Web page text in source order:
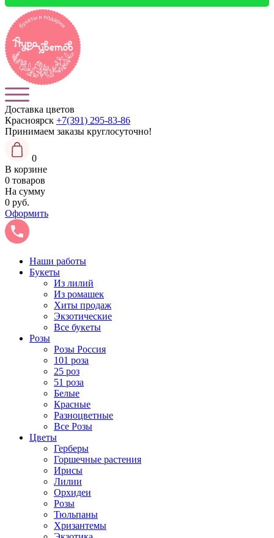
Доставка цветов
Красноярск +7(391) 295-83-86
Принимаем заказы круглосуточно!
0
В корзине
0 товаров
На сумму
0 руб.
Оформить
Наши работы
Букеты
Из лилий
Из ромашек
Хиты продаж
Экзотические
Все букеты
Розы
Розы Россия
101 роза
25 роз
51 роза
Белые
Красные
Разноцветные
Все Розы
Цветы
Герберы
Горшечные растения
Ирисы
Лилии
Орхидеи
Розы
Тюльпаны
Хризантемы